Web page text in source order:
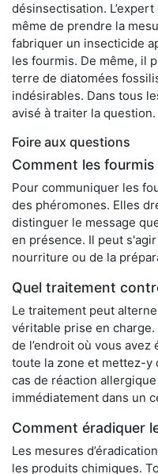
désinsectisation.
même de prendre la
fabriquer un insecticide
les fourmis. De même, il
terre de diatomées
indésirables. Dans tous
avisé à traiter la question.
Foire aux questions
Comment les
Pour communiquer les
des phéromones. Elles
distinguer le message
en présence. Il peut
nourriture ou de la
Quel traitement
Le traitement peut
véritable prise en
de l’endroit où vous
toute la zone et mettez-y
cas de réaction
immédiatement dans un
Comment éradiquer
Les mesures
les produits chimiques.